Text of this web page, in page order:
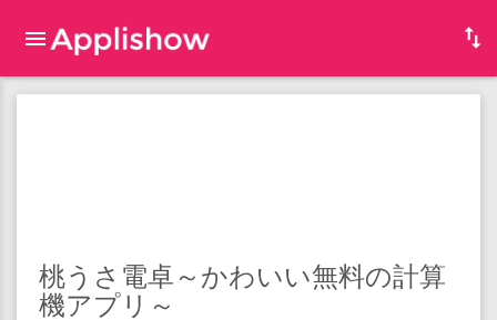
桃うさ電卓～かわいい無料の計算
機アプリ～